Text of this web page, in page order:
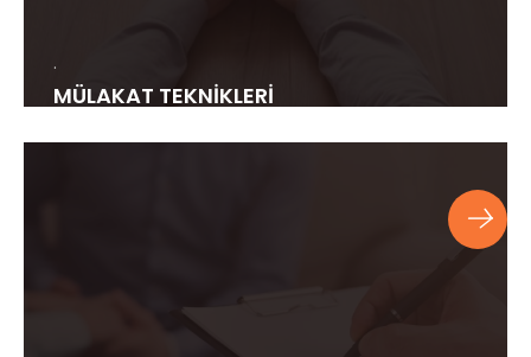
.
MÜLAKAT TEKNİKLERİ